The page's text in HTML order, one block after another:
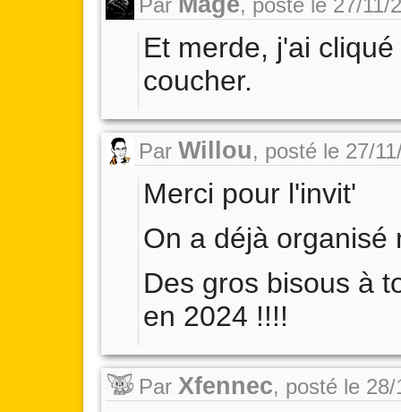
Par , posté le 27/11/
Et merde, j'ai
coucher.
Par Willou, posté le 27/
Merci pour l'invit'
On a déjà organisé
Des gros bisous à
en 2024 !!!!
Par Xfennec, posté le